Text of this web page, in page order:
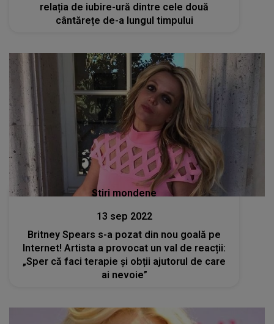
relația de iubire-ură dintre cele două
cântărețe de-a lungul timpului
Stiri mondene
13 sep 2022
Britney Spears s-a pozat din nou goală pe
Internet! Artista a provocat un val de reacții:
„Sper că faci terapie și obții ajutorul de care
ai nevoie”